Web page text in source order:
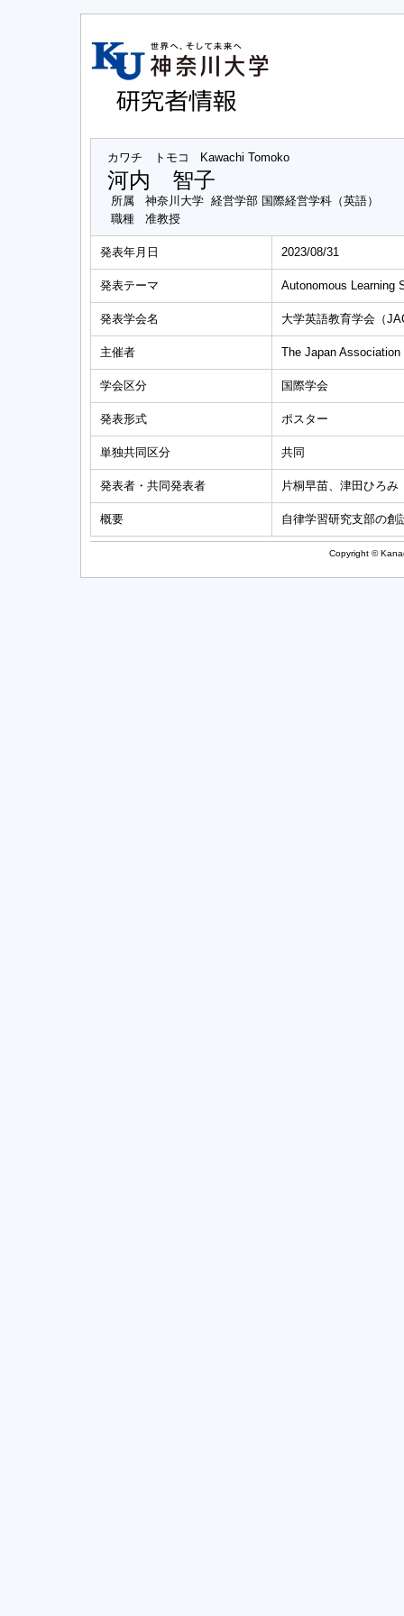
カワチ トモコ Kawachi Tomoko
河内 智子
所属
神奈川大学 経営学部 国際経営学科（英語）
職種
准教授
発表年月日 2023/08/31
発表テーマ Autonomous Learning
発表学会名 大学英語教育学会（
主催者 The Japan
学会区分 国際学会
発表形式 ポスター
単独共同区分 共同
発表者・共同発表者 片桐早苗、津田ひろみ
概要 自律学習研究支部の創
Copyright ©